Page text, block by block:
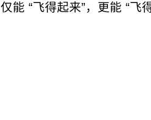
能 “飞得起来”，更能 “飞